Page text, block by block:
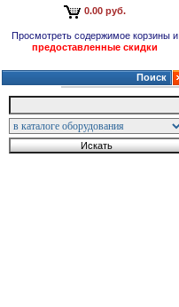
0.00 руб.
Просмотреть содержимое корзины и
предоставленные скидки
Поиск